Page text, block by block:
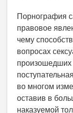
Порнография
правовое
чему
вопросах
произошедших
во многом
оставив в
наказуемой